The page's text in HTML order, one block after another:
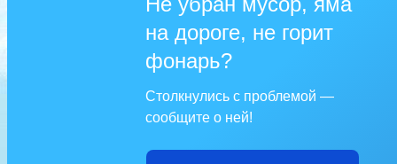
на дороге, не горит
фонарь?
Столкнулись с проблемой —
сообщите о ней!